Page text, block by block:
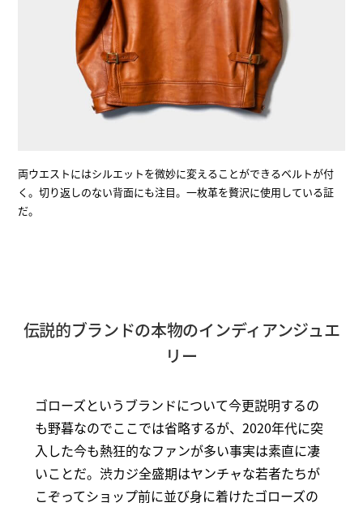
両ウエストにはシルエットを微妙に変えることができるベルトが付
く。切り返しのない背面にも注目。一枚革を贅沢に使用している証
だ。
伝説的ブランドの本物のインディアンジュエ
リー
ゴローズというブランドについて今更説明するの
も野暮なのでここでは省略するが、2020年代に突
入した今も熱狂的なファンが多い事実は素直に凄
いことだ。渋カジ全盛期はヤンチャな若者たちが
こぞってショップ前に並び身に着けたゴローズの